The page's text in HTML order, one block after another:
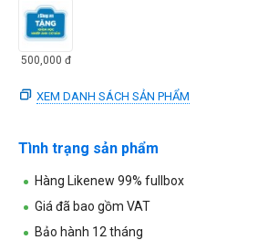
500,000 đ
XEM DANH SÁCH SẢN PHẨM
Tình trạng sản phẩm
Hàng Likenew 99% fullbox
Giá đã bao gồm VAT
Bảo hành 12 tháng